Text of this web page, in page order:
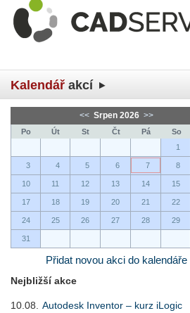
Kalendář akcí
<< Srpen 2026 >>
Po Út St Čt Pá So
1
3 4 5 6 7 8
10 11 12 13 14 15
17 18 19 20 21 22
24 25 26 27 28 29
31
Přidat novou akci do kalendáře
Nejbližší akce
10.08.
Autodesk Inventor – kurz iLogic